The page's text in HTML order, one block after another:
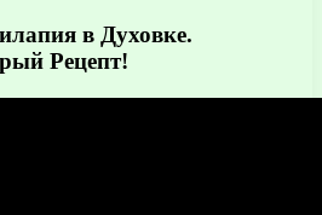
в Духовке.
Рецепт!